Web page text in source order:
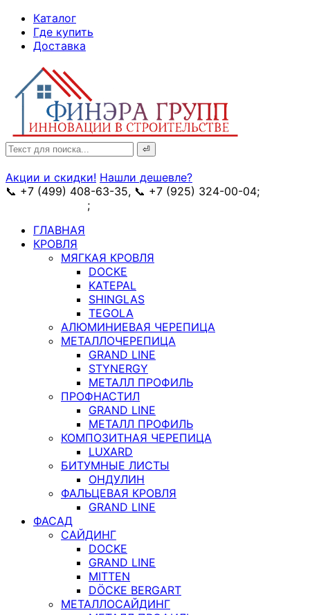
Skip
Content
Каталог
Где купить
Доставка
Search
for:
Акции и скидки! Нашли дешевле?
📞 +7 (499) 408-63-35, 📞 +7 (925) 324-00-04;
;
ГЛАВНАЯ
КРОВЛЯ
МЯГКАЯ КРОВЛЯ
DOCKE
KATEPAL
SHINGLAS
TEGOLA
АЛЮМИНИЕВАЯ ЧЕРЕПИЦА
МЕТАЛЛОЧЕРЕПИЦА
GRAND LINE
STYNERGY
МЕТАЛЛ ПРОФИЛЬ
ПРОФНАСТИЛ
GRAND LINE
МЕТАЛЛ ПРОФИЛЬ
КОМПОЗИТНАЯ ЧЕРЕПИЦА
LUXARD
БИТУМНЫЕ ЛИСТЫ
ОНДУЛИН
ФАЛЬЦЕВАЯ КРОВЛЯ
GRAND LINE
ФАСАД
САЙДИНГ
DOCKE
GRAND LINE
MITTEN
DÖCKE BERGART
МЕТАЛЛОСАЙДИНГ